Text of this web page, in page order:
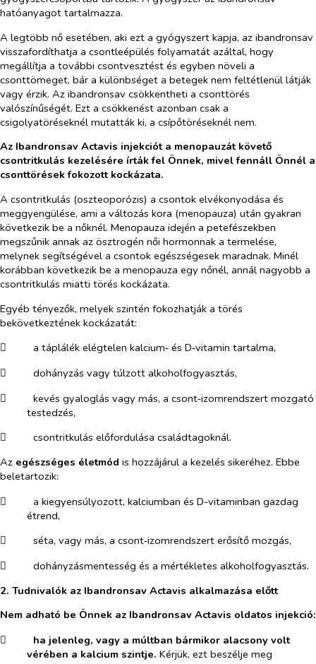
hatóanyagot tartalmazza.
A legtöbb nő esetében, aki ezt a gyógyszert kapja, az ibandronsav
visszafordíthatja a csontleépülés folyamatát azáltal, hogy
megállítja a további csontvesztést és egyben növeli a
csonttömeget, bár a különbséget a betegek nem feltétlenül látják
vagy érzik. Az ibandronsav csökkentheti a csonttörés
valószínűségét. Ezt a csökkenést azonban csak a
csigolyatöréseknél mutatták ki, a csípőtöréseknél nem.
Az Ibandronsav Actavis injekciót a menopauzát követő
csontritkulás kezelésére írták fel Önnek, mivel fennáll Önnél a
csonttörések fokozott kockázata.
A csontritkulás (oszteoporózis) a csontok elvékonyodása és
meggyengülése, ami a változás kora (menopauza) után gyakran
következik be a nőknél. Menopauza idején a petefészekben
megszűnik annak az ösztrogén női hormonnak a termelése,
melynek segítségével a csontok egészségesek maradnak. Minél
korábban következik be a menopauza egy nőnél, annál nagyobb a
csontritkulás miatti törés kockázata.
Egyéb tényezők, melyek szintén fokozhatják a törés
bekövetkeztének kockázatát:
​
a táplálék elégtelen kalcium‑ és D‑vitamin tartalma,
​
dohányzás vagy túlzott alkoholfogyasztás,
​
kevés gyaloglás vagy más, a csont‑izomrendszert mozgató
testedzés,
​
csontritkulás előfordulása családtagoknál.
Az egészséges életmód is hozzájárul a kezelés sikeréhez. Ebbe
beletartozik:
​
a kiegyensúlyozott, kalciumban és D-vitaminban gazdag
étrend,
​
séta, vagy más, a csont‑izomrendszert erősítő mozgás,
​
dohányzásmentesség és a mértékletes alkoholfogyasztás.
2. Tudnivalók az Ibandronsav Actavis alkalmazása előtt
Nem adható be Önnek az Ibandronsav Actavis oldatos injekció:
​
ha jelenleg, vagy a múltban bármikor alacsony volt
vérében a kalcium szintje. Kérjük, ezt beszélje meg